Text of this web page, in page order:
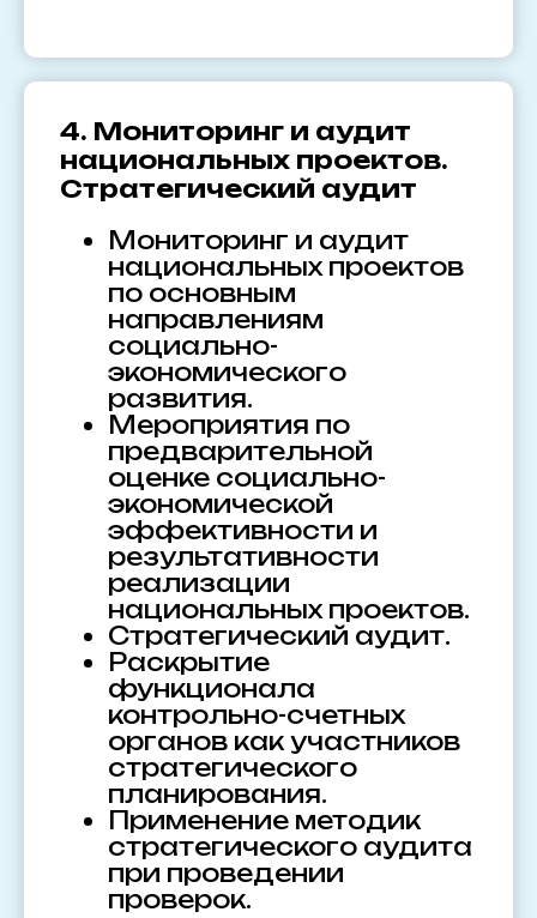
4. Мониторинг и аудит
национальных проектов.
Стратегический аудит
Мониторинг и аудит
национальных проектов
по основным
направлениям
социально-
экономического
развития.
Мероприятия по
предварительной
оценке социально-
экономической
эффективности и
результативности
реализации
национальных проектов.
Стратегический аудит.
Раскрытие
функционала
контрольно-счетных
органов как участников
стратегического
планирования.
Применение методик
стратегического аудита
при проведении
проверок.